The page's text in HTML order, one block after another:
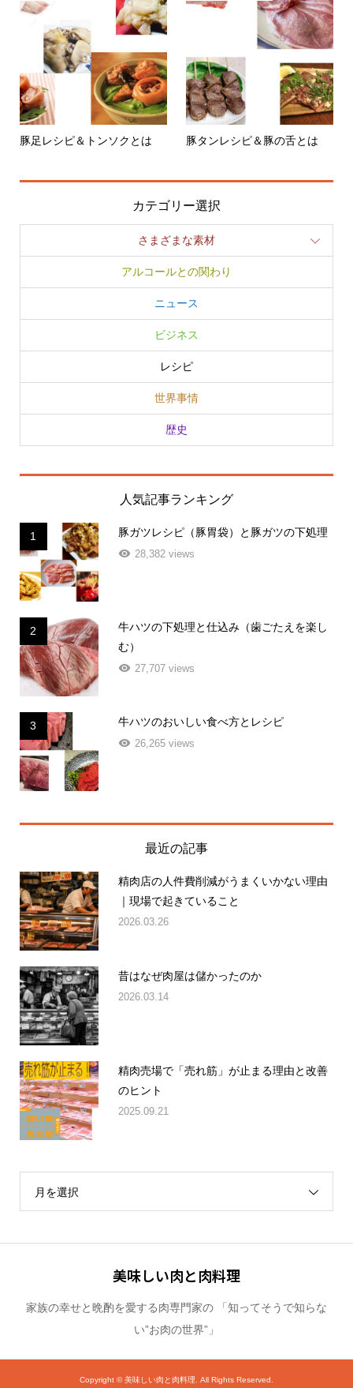
豚足レシピ＆トンソクとは 豚タンレシピ＆豚の舌とは
さまざまな素材
アルコールとの関わり
ニュース
ビジネス
レシピ
世界事情
歴史
1
28,382 views
2
む）
3
26,265 views
｜現場で起きていること
2026.03.26
2026.03.14
のヒント
2025.09.21
い”お肉の世界”」